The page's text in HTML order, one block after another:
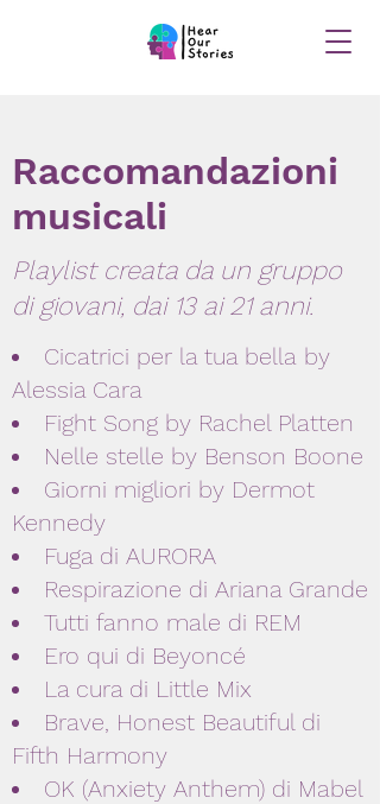
Playlist creata da un gruppo
di giovani, dai 13 ai 21 anni.
Cicatrici per la tua bella by
Alessia Cara
Fight Song by Rachel Platten
Nelle stelle by Benson Boone
Giorni migliori by Dermot
Kennedy
Fuga di AURORA
Respirazione di Ariana Grande
Tutti fanno male di REM
Ero qui di Beyoncé
La cura di Little Mix
Brave, Honest Beautiful di
Fifth Harmony
OK (Anxiety Anthem) di Mabel
Raccomandazioni
musicali